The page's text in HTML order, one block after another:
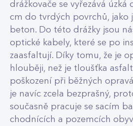
drážkovače se vyřezává úzká
cm do tvrdých povrchů, jako
beton. Do této drážky jsou
optické kabely, které se po
zaasfaltují. Díky tomu, že je
hlouběji, než je tloušťka
poškození při běžných
je navíc zcela bezprašný,
současně pracuje se sacím
chodnících a pozemcích